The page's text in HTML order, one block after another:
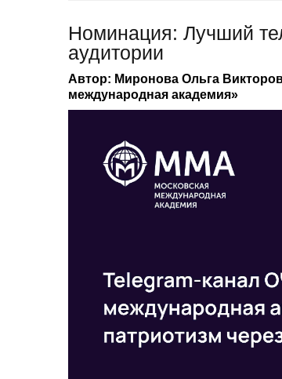
Номинация: Лучший
аудитории
Автор: Миронова Ольга
международная академия»